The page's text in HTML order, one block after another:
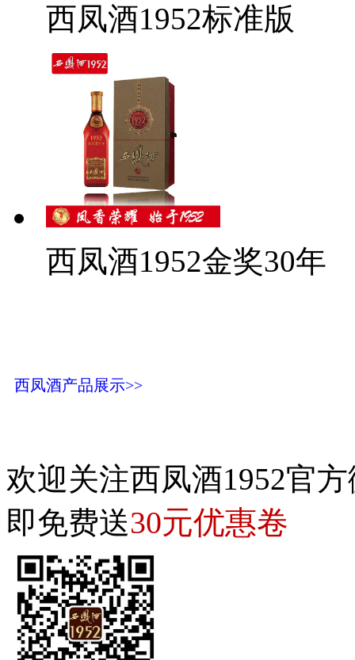
西凤酒1952标准版
西凤酒1952金奖30年
西凤酒产品展示>>
欢迎关注西凤酒1952官
即免费送30元优惠卷